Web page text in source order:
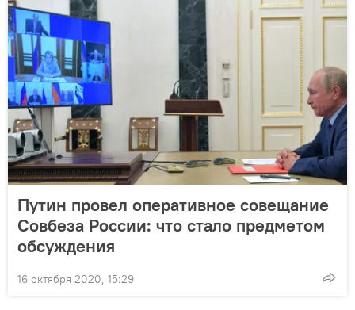
Путин провел оперативное совещание
Совбеза России: что стало предметом
обсуждения
16 октября 2020, 15:29